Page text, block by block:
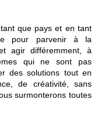
que pays et en tant
pour parvenir à la
agir différemment, à
qui ne sont pas
des solutions tout en
de créativité, sans
surmonterons toutes